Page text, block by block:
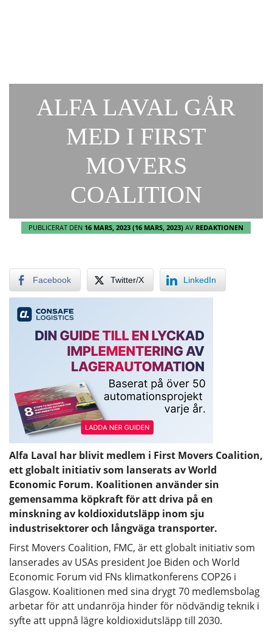
ALFA LAVAL GÅR
MED I FIRST
MOVERS
COALITION
PUBLICERAT DEN 16 MARS, 2023 (16 MARS, 2023) AV REDAKTIONEN
Facebook Twitter/X LinkedIn
Alfa Laval har blivit medlem i First Movers Coalition,
ett globalt initiativ som lanserats av World
Economic Forum. Koalitionen använder sin
gemensamma köpkraft för att driva på en
minskning av koldioxidutsläpp inom sju
industrisektorer och långväga transporter.
First Movers Coalition, FMC, är ett globalt initiativ som
lanserades av USAs president Joe Biden och World
Economic Forum vid FNs klimatkonferens COP26 i
Glasgow. Koalitionen med sina drygt 70 medlemsbolag
arbetar för att undanröja hinder för nödvändig teknik i
syfte att uppnå lägre koldioxidutsläpp till 2030.